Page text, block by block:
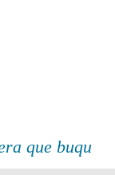
que buqu